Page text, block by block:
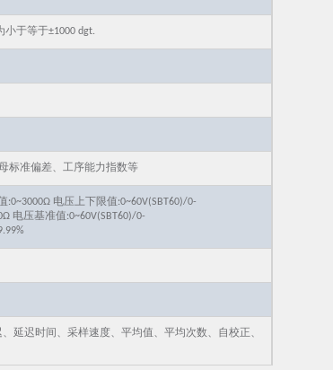
于等于±1000 dgt.
标准偏差、工序能力指数等
:0~3000Ω 电压上下限值:0~60V(SBT60)/0-
电压基准值:0~60V(SBT60)/0-
延迟时间、采样速度、平均值、平均次数、自校正、